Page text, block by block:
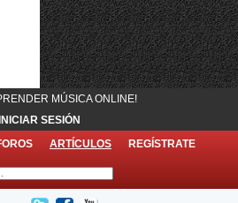
MÚSICA ONLINE!
INICIAR SESIÓN
ARTÍCULOS REGÍSTRATE